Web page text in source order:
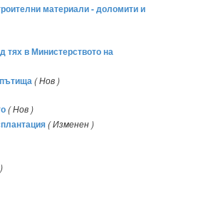
материали - доломити и
тях в Министерството на
( Нов )
( Нов )
( Изменен )